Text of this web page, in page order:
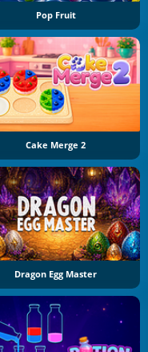
Pop Fruit
Cake Merge 2
Dragon Egg Master